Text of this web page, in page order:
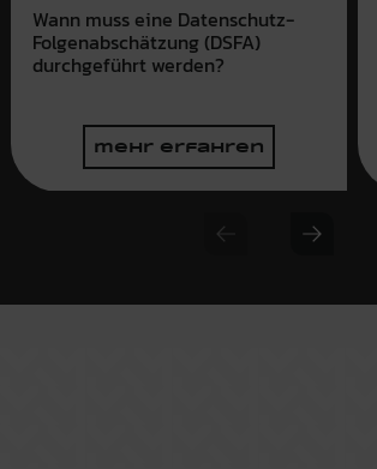
Wann muss eine Datenschutz-
Folgenabschätzung (DSFA)
durchgeführt werden?
mehr erfahren
PreviousNext